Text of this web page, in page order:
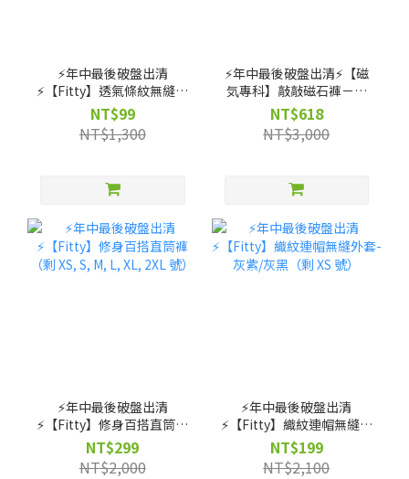
⚡️年中最後破盤出清
⚡️【Fitty】透氣條紋無縫上
衣（剩 XS, S, M 號）
NT$99
NT$1,300
⚡️年中最後破盤出清⚡️【磁
気專科】敲敲磁石褲－高
腰直筒款（剩 XS, S, M, L,
XL 號）
NT$618
NT$3,000
⚡️年中最後破盤出清
⚡️【Fitty】修身百搭直筒褲
（剩 XS, S, M, L, XL, 2XL
號）
NT$299
NT$2,000
⚡️年中最後破盤出清
⚡️【Fitty】織紋連帽無縫外
套-灰紫/灰黑（剩 XS 號）
NT$199
NT$2,100